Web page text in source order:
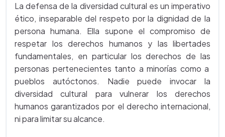
La defensa de la diversidad cultural es un imperativo
ético, inseparable del respeto por la dignidad de la
persona humana. Ella supone el compromiso de
respetar los derechos humanos y las libertades
fundamentales, en particular los derechos de las
personas pertenecientes tanto a minorías como a
pueblos autóctonos. Nadie puede invocar la
diversidad cultural para vulnerar los derechos
humanos garantizados por el derecho internacional,
ni para limitar su alcance.